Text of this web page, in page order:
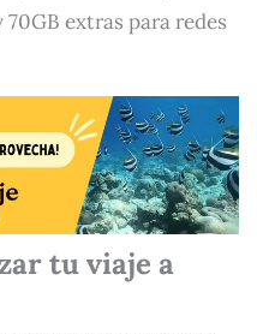
extras para redes
tu viaje a